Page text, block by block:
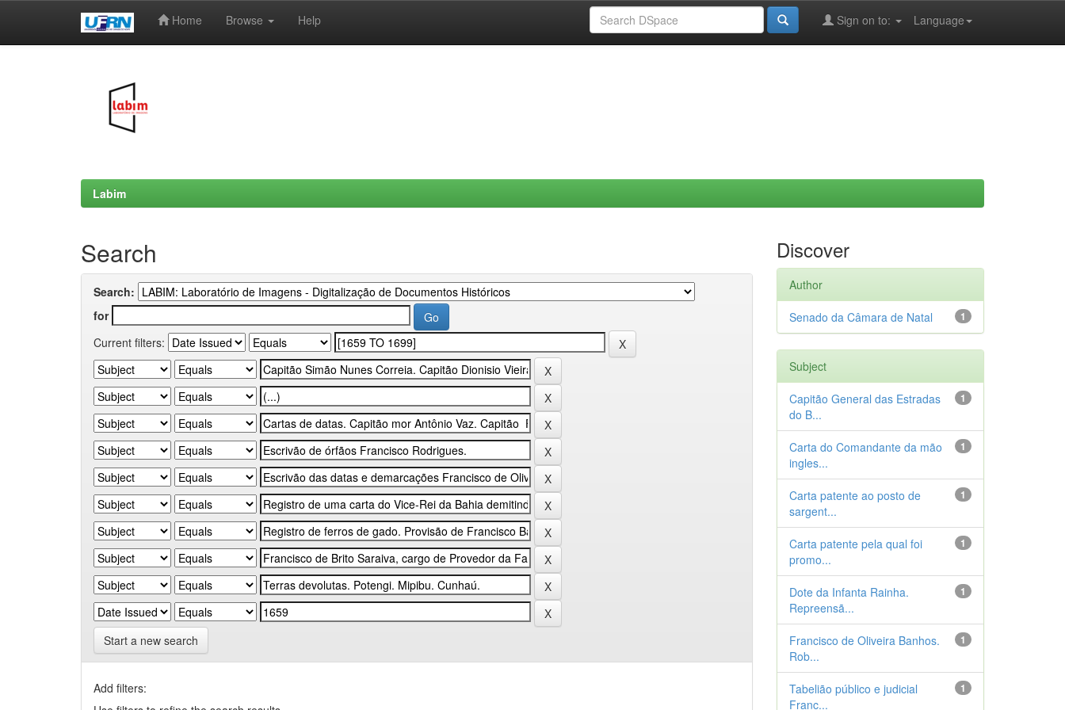
Home Browse Help Language
Sign on to:
Labim
Search
Search:
for
Current filters:
Start a new search
Add filters:
Discover
Author
1
Senado da Câmara de Natal
Subject
1
Capitão General das Estradas
do B...
1
Carta do Comandante da mão
ingles...
1
Carta patente ao posto de
sargent...
1
Carta patente pela qual foi
promo...
1
Dote da Infanta Rainha.
Repreensã...
1
Francisco de Oliveira Banhos.
Rob...
1
Tabelião público e judicial
Franc...